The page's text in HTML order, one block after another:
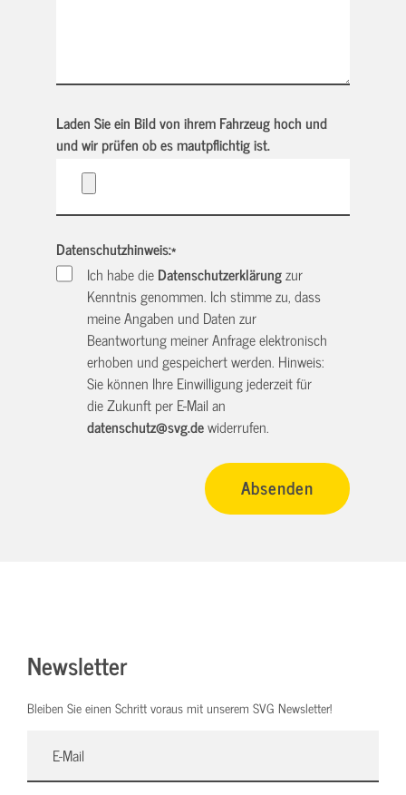
Laden Sie ein Bild von ihrem Fahrzeug hoch und
und wir prüfen ob es mautpflichtig ist.
Datenschutzhinweis:*
Ich habe dieDatenschutzerklärungzur
Kenntnis genommen. Ich stimme zu, dass
meine Angaben und Daten zur
Beantwortung meiner Anfrage elektronisch
erhoben und gespeichert werden. Hinweis:
Sie können Ihre Einwilligung jederzeit für
die Zukunft per E-Mail an
datenschutz@svg.dewiderrufen.
Newsletter
Bleiben Sie einen Schritt voraus mit unserem SVG Newsletter!